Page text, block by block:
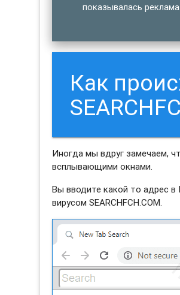
показывалась реклама.
Как
Иногда мы вдруг замечаем,
всплывающими окнами.
Вы вводите какой то адрес
вирусом SEARCHFCH.COM.